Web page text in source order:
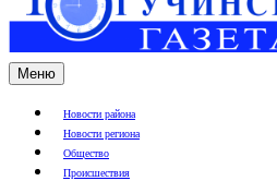
Меню
Новости района
Новости региона
Общество
Происшествия